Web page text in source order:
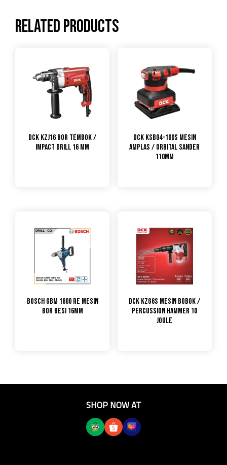
Related products
DCK KZJ16 Bor Tembok /
Impact Drill 16 mm
DCK KSB04-100S Mesin
Amplas / Orbital Sander
110mm
Bosch GBM 1600 RE Mesin
Bor Besi 16mm
DCK KZG6S Mesin Bobok /
Percussion Hammer 10
Joule
SHOP NOW AT